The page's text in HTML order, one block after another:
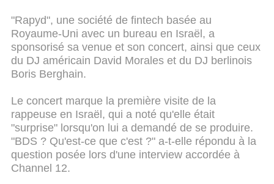
"Rapyd", une société de fintech basée au
Royaume-Uni avec un bureau en Israël, a
sponsorisé sa venue et son concert, ainsi que ceux
du DJ américain David Morales et du DJ berlinois
Boris Berghain.
Le concert marque la première visite de la
rappeuse en Israël, qui a noté qu'elle était
"surprise" lorsqu'on lui a demandé de se produire.
"BDS ? Qu'est-ce que c'est ?" a-t-elle répondu à la
question posée lors d'une interview accordée à
Channel 12.